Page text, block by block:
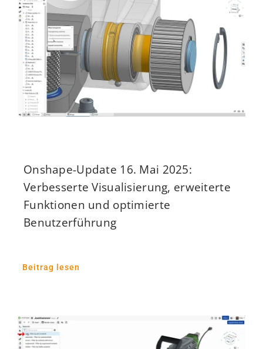
Onshape-Update 16. Mai 2025:
Verbesserte Visualisierung, erweiterte
Funktionen und optimierte
Benutzerführung
Beitrag lesen